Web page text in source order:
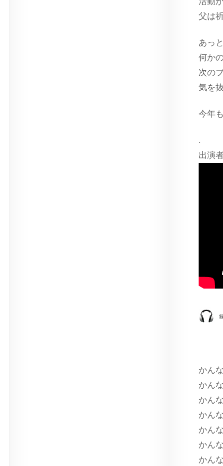
父は
あっ
何か
次の
気を
今年
.
出演
かん
かん
かん
かん
かん
かん
かん